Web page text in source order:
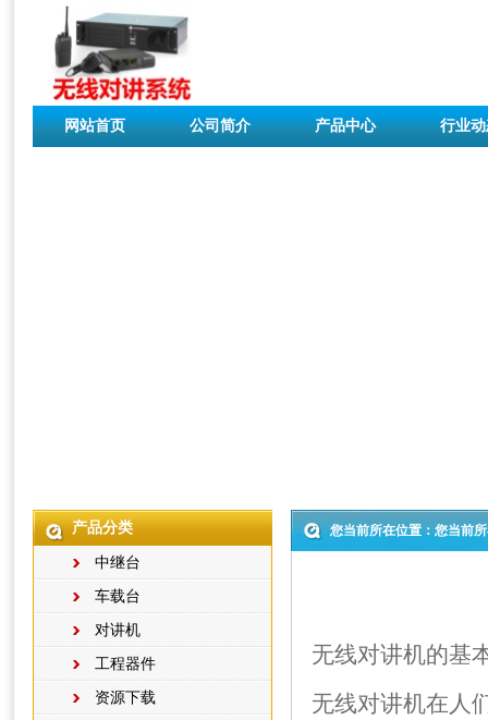
网站首页 公司简介 产品中心 行业
产品分类
中继台
车载台
对讲机
工程器件
资源下载
您当前所在位置：您当前
无线对讲机的基
无线对讲机在人